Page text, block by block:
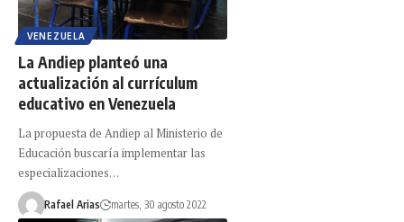
VENEZUELA
La Andiep planteó una
actualización al currículum
educativo en Venezuela
La propuesta de Andiep al Ministerio de
Educación buscaría implementar las
especializaciones…
Rafael Arias martes, 30 agosto 2022